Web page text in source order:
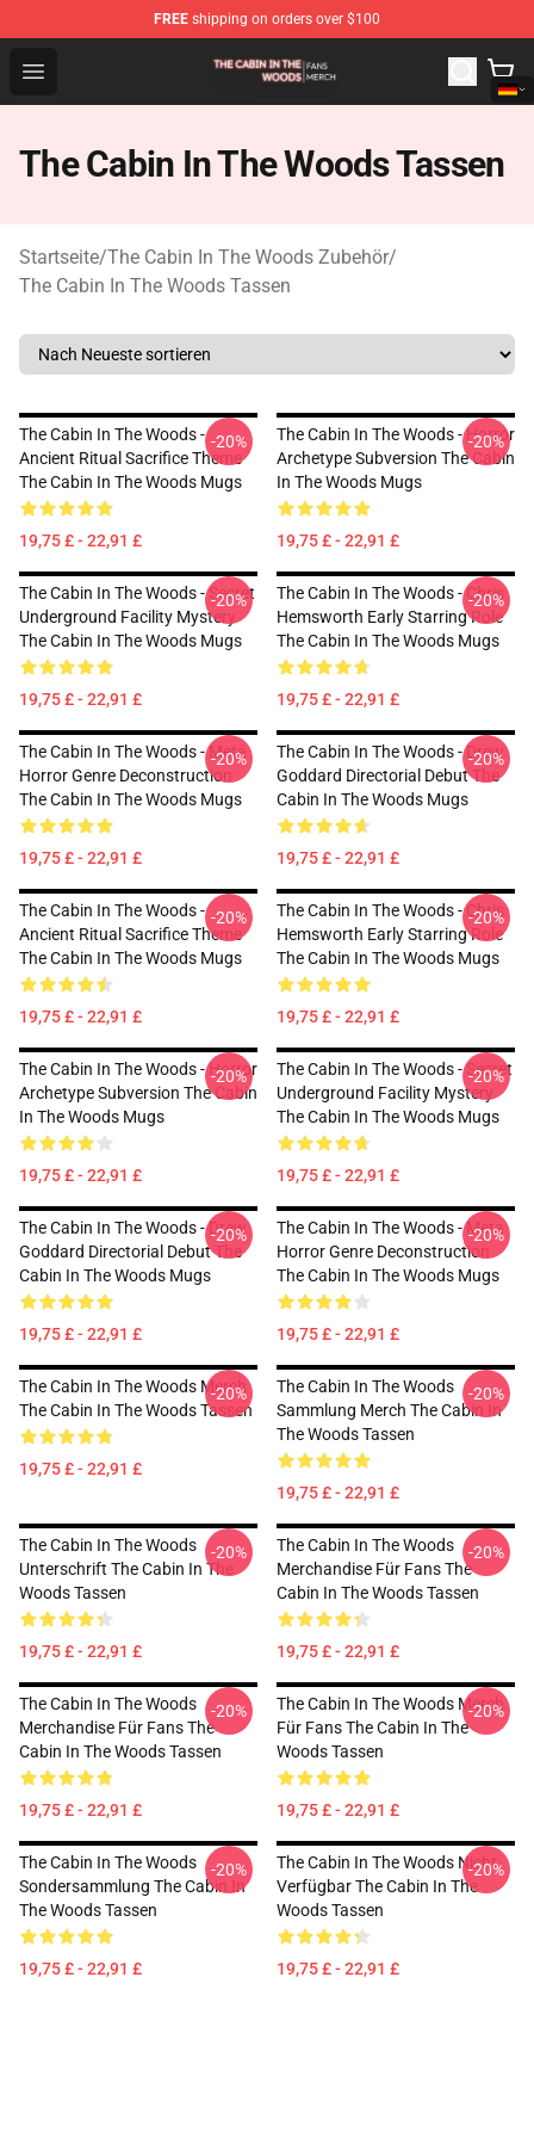
FREE shipping on orders over $100
Open menu
The Cabin In The Woods Shop - Official The Cabin In
The Cabin In The Woods Tassen
Startseite/The Cabin In The Woods Zubehör/
The Cabin In The Woods Tassen
The Cabin In The Woods -
Ancient Ritual Sacrifice Theme
The Cabin In The Woods Mugs
19,75 £ - 22,91 £
-20%
The Cabin In The Woods - Horror
Archetype Subversion The Cabin
In The Woods Mugs
19,75 £ - 22,91 £
-20%
The Cabin In The Woods - Secret
Underground Facility Mystery
The Cabin In The Woods Mugs
19,75 £ - 22,91 £
-20%
The Cabin In The Woods - Chris
Hemsworth Early Starring Role
The Cabin In The Woods Mugs
19,75 £ - 22,91 £
-20%
The Cabin In The Woods - Meta
Horror Genre Deconstruction
The Cabin In The Woods Mugs
19,75 £ - 22,91 £
-20%
The Cabin In The Woods - Drew
Goddard Directorial Debut The
Cabin In The Woods Mugs
19,75 £ - 22,91 £
-20%
The Cabin In The Woods -
Ancient Ritual Sacrifice Theme
The Cabin In The Woods Mugs
19,75 £ - 22,91 £
-20%
The Cabin In The Woods - Chris
Hemsworth Early Starring Role
The Cabin In The Woods Mugs
19,75 £ - 22,91 £
-20%
The Cabin In The Woods - Horror
Archetype Subversion The Cabin
In The Woods Mugs
19,75 £ - 22,91 £
-20%
The Cabin In The Woods - Secret
Underground Facility Mystery
The Cabin In The Woods Mugs
19,75 £ - 22,91 £
-20%
The Cabin In The Woods - Drew
Goddard Directorial Debut The
Cabin In The Woods Mugs
19,75 £ - 22,91 £
-20%
The Cabin In The Woods - Meta
Horror Genre Deconstruction
The Cabin In The Woods Mugs
19,75 £ - 22,91 £
-20%
The Cabin In The Woods Merch
The Cabin In The Woods Tassen
19,75 £ - 22,91 £
-20%
The Cabin In The Woods
Sammlung Merch The Cabin In
The Woods Tassen
19,75 £ - 22,91 £
-20%
The Cabin In The Woods
Unterschrift The Cabin In The
Woods Tassen
19,75 £ - 22,91 £
-20%
The Cabin In The Woods
Merchandise Für Fans The
Cabin In The Woods Tassen
19,75 £ - 22,91 £
-20%
The Cabin In The Woods
Merchandise Für Fans The
Cabin In The Woods Tassen
19,75 £ - 22,91 £
-20%
The Cabin In The Woods Merch
Für Fans The Cabin In The
Woods Tassen
19,75 £ - 22,91 £
-20%
The Cabin In The Woods
Sondersammlung The Cabin In
The Woods Tassen
19,75 £ - 22,91 £
-20%
The Cabin In The Woods Nicht
Verfügbar The Cabin In The
Woods Tassen
19,75 £ - 22,91 £
-20%